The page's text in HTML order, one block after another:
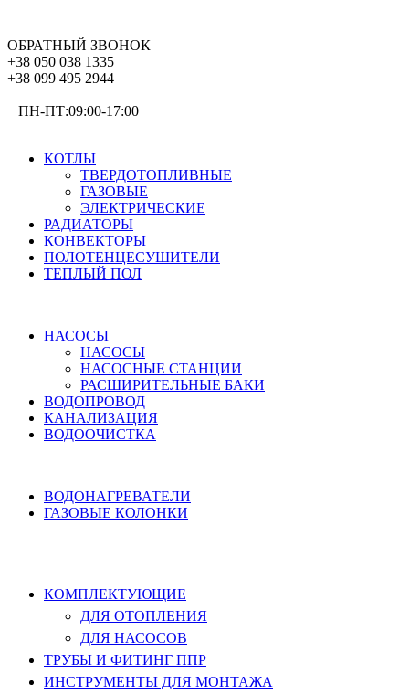
ОБРАТНЫЙ ЗВОНОК
+38 050 038 1335
+38 099 495 2944
ПН-ПТ:09:00-17:00
КОТЛЫ
ТВЕРДОТОПЛИВНЫЕ
ГАЗОВЫЕ
ЭЛЕКТРИЧЕСКИЕ
РАДИАТОРЫ
КОНВЕКТОРЫ
ПОЛОТЕНЦЕСУШИТЕЛИ
ТЕПЛЫЙ ПОЛ
НАСОСЫ
НАСОСЫ
НАСОСНЫЕ СТАНЦИИ
РАСШИРИТЕЛЬНЫЕ БАКИ
ВОДОПРОВОД
КАНАЛИЗАЦИЯ
ВОДООЧИСТКА
ВОДОНАГРЕВАТЕЛИ
ГАЗОВЫЕ КОЛОНКИ
КОМПЛЕКТУЮЩИЕ
ДЛЯ ОТОПЛЕНИЯ
ДЛЯ НАСОСОВ
ТРУБЫ И ФИТИНГ ППР
ИНСТРУМЕНТЫ ДЛЯ МОНТАЖА